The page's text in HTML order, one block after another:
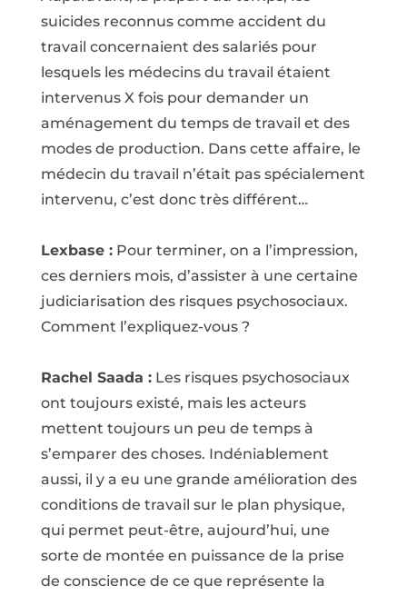
suicides reconnus comme accident du
travail concernaient des salariés pour
lesquels les médecins du travail étaient
intervenus X fois pour demander un
aménagement du temps de travail et des
modes de production. Dans cette affaire, le
médecin du travail n’était pas spécialement
intervenu, c’est donc très différent…
Lexbase :Pour terminer, on a l’impression,
ces derniers mois, d’assister à une certaine
judiciarisation des risques psychosociaux.
Comment l’expliquez-vous ?
Rachel Saada :Les risques psychosociaux
ont toujours existé, mais les acteurs
mettent toujours un peu de temps à
s’emparer des choses. Indéniablement
aussi, il y a eu une grande amélioration des
conditions de travail sur le plan physique,
qui permet peut-être, aujourd’hui, une
sorte de montée en puissance de la prise
de conscience de ce que représente la